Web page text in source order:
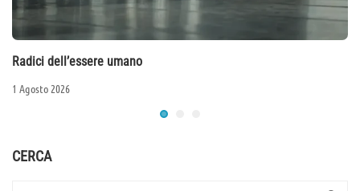
Radici dell’essere umano
1 Agosto 2026
CERCA